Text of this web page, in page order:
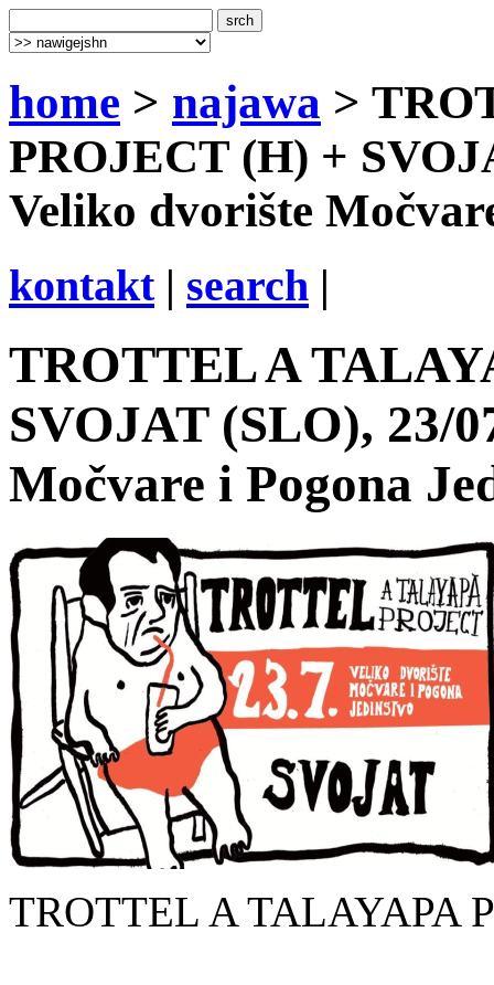
home > najawa >
PROJECT (H) +
Veliko dvorište
kontakt| search |
TROTTEL A
SVOJAT (SLO), 23/
Močvare i Pogona
TROTTEL A TALAYAPA